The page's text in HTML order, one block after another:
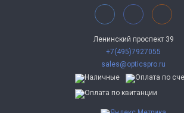
Ленинский проспект 39
+7(495)7927055
sales@opticspro.ru